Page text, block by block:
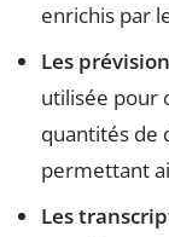
enrichis par
Les
utilisée pour
quantités de
permettant
Les